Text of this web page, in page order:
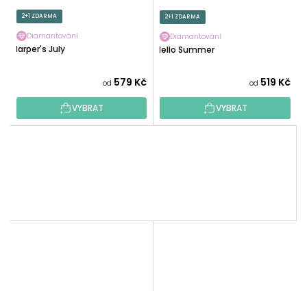
2+1 ZDARMA
Diamantování
Harper's July
od 579 Kč
VYBRAT
2+1 ZDARMA
Diamantování
Hello Summer
od 519 Kč
VYBRAT